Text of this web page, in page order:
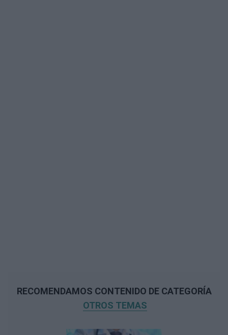
RECOMENDAMOS CONTENIDO DE CATEGORÍA
OTROS TEMAS